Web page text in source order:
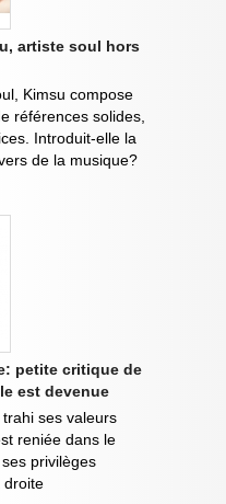
artiste soul hors
Kimsu compose
références solides,
Introduit-elle la
de la musique?
petite critique de
est devenue
ses valeurs
reniée dans le
privilèges
droite